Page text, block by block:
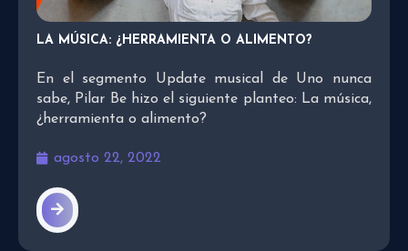
LA MÚSICA: ¿HERRAMIENTA O ALIMENTO?
En el segmento Update musical de Uno nunca
sabe, Pilar Be hizo el siguiente planteo: La música,
¿herramienta o alimento?
agosto 22, 2022